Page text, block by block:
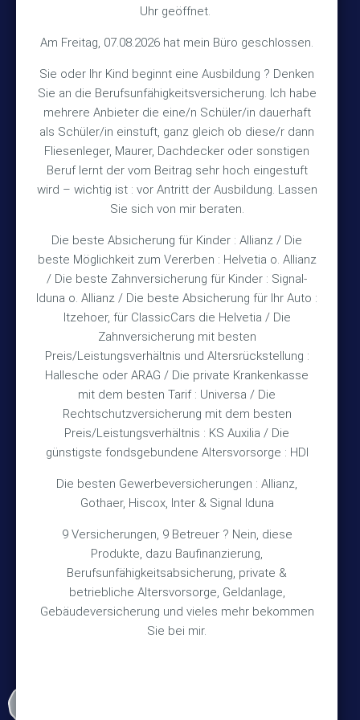
Uhr geöffnet.
Am Freitag, 07.08.2026 hat mein Büro geschlossen.
Sie oder Ihr Kind beginnt eine Ausbildung ? Denken
Sie an die Berufsunfähigkeitsversicherung. Ich habe
mehrere Anbieter die eine/n Schüler/in dauerhaft
als Schüler/in einstuft, ganz gleich ob diese/r dann
Fliesenleger, Maurer, Dachdecker oder sonstigen
Beruf lernt der vom Beitrag sehr hoch eingestuft
wird – wichtig ist : vor Antritt der Ausbildung. Lassen
Sie sich von mir beraten.
Die beste Absicherung für Kinder : Allianz / Die
beste Möglichkeit zum Vererben : Helvetia o. Allianz
/ Die beste Zahnversicherung für Kinder : Signal-
Iduna o. Allianz / Die beste Absicherung für Ihr Auto :
Itzehoer, für ClassicCars die Helvetia / Die
Zahnversicherung mit besten
Preis/Leistungsverhältnis und Altersrückstellung :
Hallesche oder ARAG / Die private Krankenkasse
mit dem besten Tarif : Universa / Die
Rechtschutzversicherung mit dem besten
Preis/Leistungsverhältnis : KS Auxilia / Die
günstigste fondsgebundene Altersvorsorge : HDI
Die besten Gewerbeversicherungen : Allianz,
Gothaer, Hiscox, Inter & Signal Iduna
9 Versicherungen, 9 Betreuer ? Nein, diese
Produkte, dazu Baufinanzierung,
Berufsunfähigkeitsabsicherung, private &
betriebliche Altersvorsorge, Geldanlage,
Gebäudeversicherung und vieles mehr bekommen
Sie bei mir.
Kontakt
TEL +49 (5105) 1811
FAX +49 (5105) 2720
vmh1a@web.de
Bürozeiten
Mo – Fr 10:15 – 12:00 Uhr
Mo & Do 15:30 – 18:00 Uhr
und nach Vereinbarung
Rechtliches
Impressum
Datenschutz
Erstinformation
Wichtiges
Über mich
Bedarfsermittlung
Schadensmeldung